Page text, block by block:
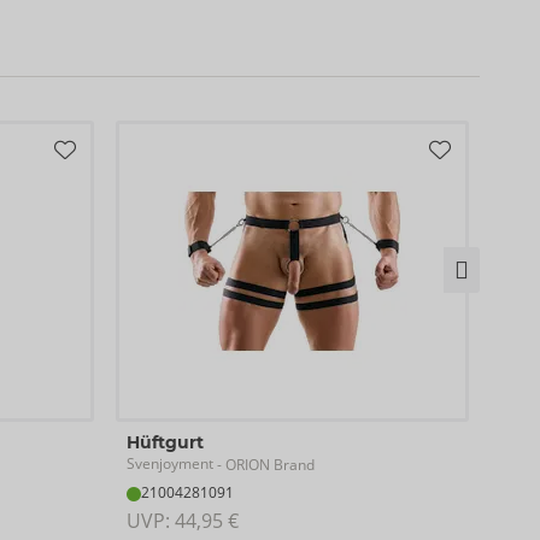
Hüftgurt
Svenjoyment- ORION Brand
21004281091
UVP: 44,95 €